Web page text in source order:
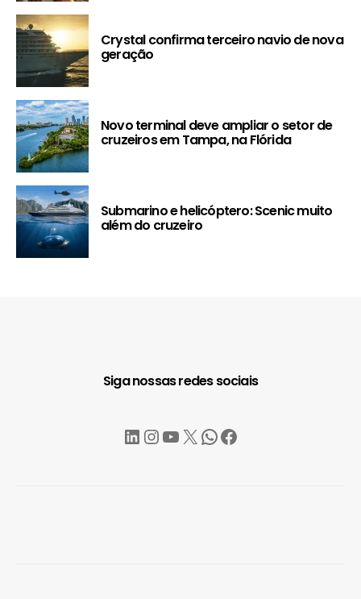
Crystal confirma terceiro navio de nova
geração
Novo terminal deve ampliar o setor de
cruzeiros em Tampa, na Flórida
Submarino e helicóptero: Scenic muito
além do cruzeiro
Siga nossas redes sociais
LinkedIn
Instagram
YouTube
X WhatsApp
Facebook